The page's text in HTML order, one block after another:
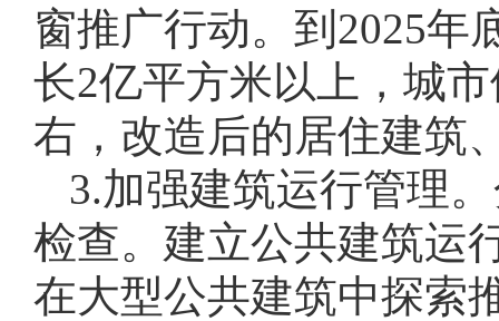
窗推广行动。到2025年
长2亿平方米以上，城
右，改造后的居住建筑
3.加强建筑运行管理
检查。建立公共建筑运
在大型公共建筑中探索